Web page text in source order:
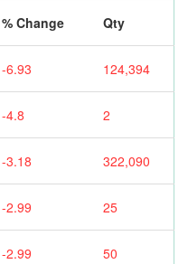
% Change Qty
-6.93 124,394
-4.8 2
-3.18 322,090
-2.99 25
-2.99 50